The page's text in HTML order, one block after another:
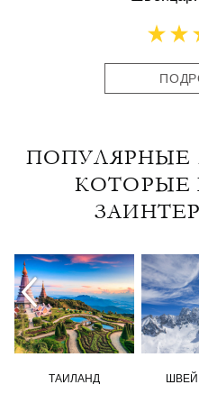
ПОПУЛЯРНЫЕ
КОТОРЫЕ
ТАИЛАНД